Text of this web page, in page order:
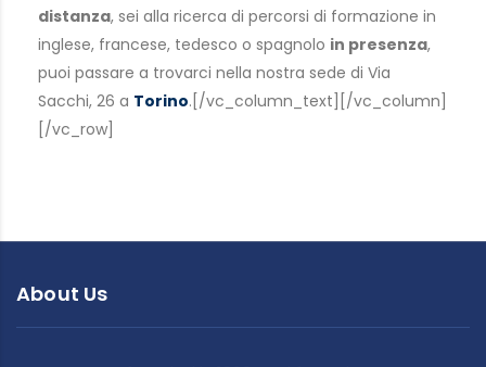
distanza, sei alla ricerca di percorsi di formazione in
inglese, francese, tedesco o spagnolo in presenza,
puoi passare a trovarci nella nostra sede di Via
Sacchi, 26 a Torino.[/vc_column_text][/vc_column]
[/vc_row]
About Us